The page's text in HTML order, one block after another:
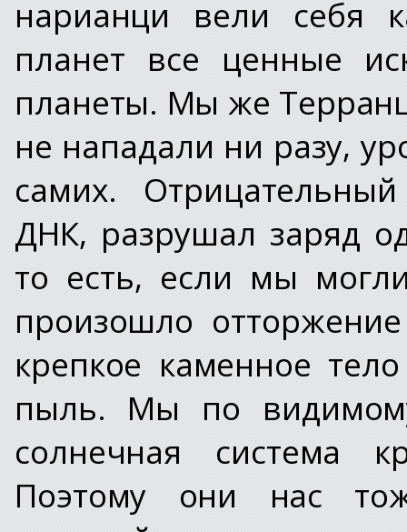
нарианци вели себя
планет все ценные
планеты. Мы же
не нападали ни разу,
самих.
ДНК, разрушал заряд
то есть, если мы
произошло
крепкое каменное
пыль. Мы по
солнечная система
Поэтому они нас